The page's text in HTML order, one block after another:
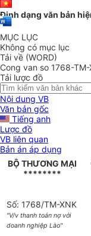
Định dạng văn bản
MỤC LỤC
Không có mục lục
Tải về (WORD)
Cong van so 1768-
Tải lược đồ
Nội dung VB
Văn bản gốc
Tiếng anh
Lược đồ
VB liên quan
Bản án áp dụng
BỘ THƯƠNG MẠI
********
Số: 1768/TM-XNK
"V/v thanh toán nợ với
doanh nghiệp Lào"